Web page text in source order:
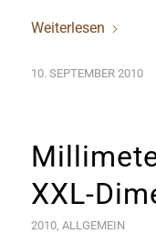
Weiterlesen
10. SEPTEMBER 2010
XXL-
2010, ALLGEMEIN